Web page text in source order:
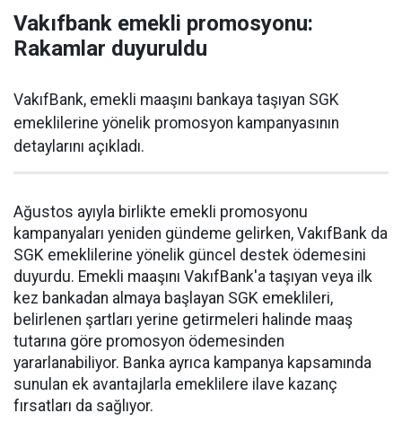
Vakıfbank emekli promosyonu:
Rakamlar duyuruldu
VakıfBank, emekli maaşını bankaya taşıyan SGK
emeklilerine yönelik promosyon kampanyasının
detaylarını açıkladı.
Ağustos ayıyla birlikte emekli promosyonu
kampanyaları yeniden gündeme gelirken, VakıfBank da
SGK emeklilerine yönelik güncel destek ödemesini
duyurdu. Emekli maaşını VakıfBank'a taşıyan veya ilk
kez bankadan almaya başlayan SGK emeklileri,
belirlenen şartları yerine getirmeleri halinde maaş
tutarına göre promosyon ödemesinden
yararlanabiliyor. Banka ayrıca kampanya kapsamında
sunulan ek avantajlarla emeklilere ilave kazanç
fırsatları da sağlıyor.